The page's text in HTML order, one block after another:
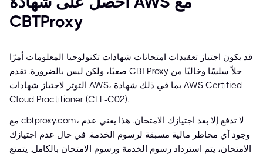
CBTProxy
قد يكون اجتياز تعقيدات امتحانات شهادات تكنولوجيا المعلومات أمرًا
صعبًا، ولكن ليس بالضرورة. تقدم CBTProxy حلاً سلسًا وخاليًا من
التوتر لاجتياز شهادات AWS، بما في ذلك شهادة AWS Certified
Cloud Practitioner (CLF-C02).
مع cbtproxy.com، لا تدفع إلا بعد اجتيازك الامتحان. هذا يعني عدم
وجود أي مخاطر مالية مسبقة لرسوم الخدمة. في حال عدم اجتيازك
الامتحان، يتم استرداد رسوم الخدمة ورسوم الامتحان بالكامل. يتمتع